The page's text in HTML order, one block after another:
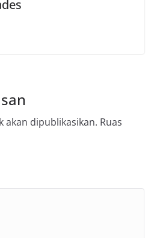
akan dipublikasikan. Ruas